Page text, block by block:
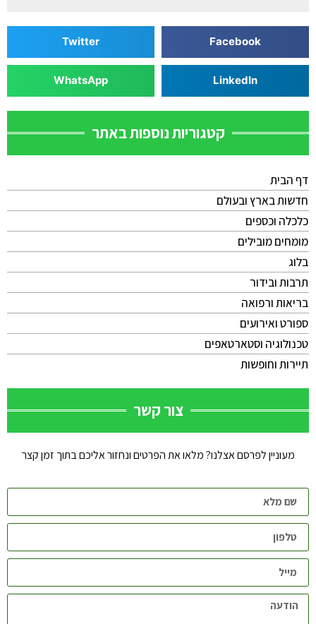
Facebook
Twitter
LinkedIn
WhatsApp
קטגוריות נוספות באתר
דף הבית
חדשות בארץ ובעולם
כלכלה וכספים
מומחים מובילים
בלוג
תרבות ובידור
בריאות ורפואה
ספורט ואירועים
טכנולוגיה וסטארטאפים
תיירות וחופשות
צור קשר
מעוניין לפרסם אצלנו? מלאו את הפרטים ונחזור אליכם בתוך זמן קצר